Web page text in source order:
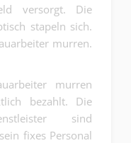
versorgt. Die
stapeln sich.
murren.
murren
bezahlt. Die
sind
fixes Personal